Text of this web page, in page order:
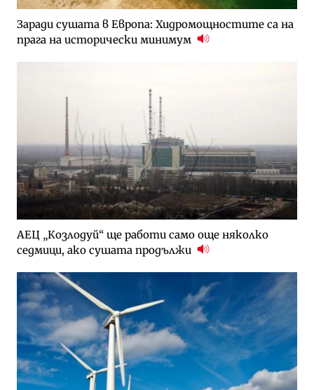
Заради сушата в Европа: Хидромощностите са на
прага на исторически минимум
АЕЦ „Козлодуй“ ще работи само още няколко
седмици, ако сушата продължи